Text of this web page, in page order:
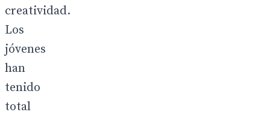
creatividad.
Los
jóvenes
han
tenido
total